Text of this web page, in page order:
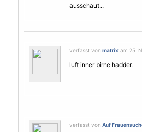
ausschaut...
verfasst von matrix am 25.
luft inner birne hadder.
verfasst von Auf